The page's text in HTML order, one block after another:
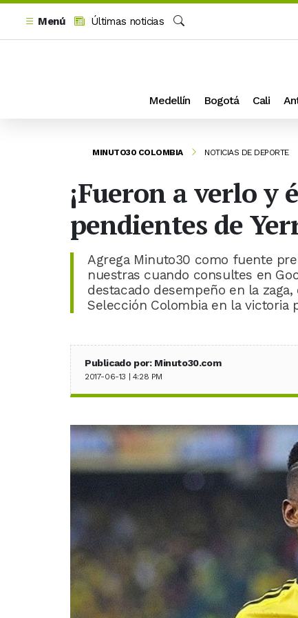
Menú
Últimas noticias
Buscar
Medellín Bogotá Cali
MINUTO30 COLOMBIA NOTICIAS DE DEPORTE
¡Fueron a verlo y
pendientes de
Agrega Minuto30 como fuente
nuestras cuando consultes en
destacado desempeño en la
Selección Colombia en la
Publicado por: Minuto30.com
2017-06-13 | 4:28 PM